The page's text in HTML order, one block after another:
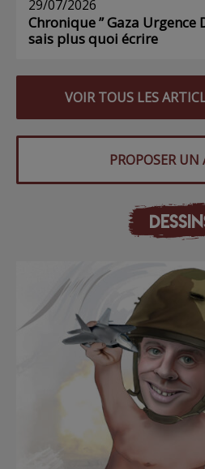
29/07/2026
Chronique ” Gaza Urgence
sais plus quoi écrire
VOIR TOUS LES
PROPOSER UN